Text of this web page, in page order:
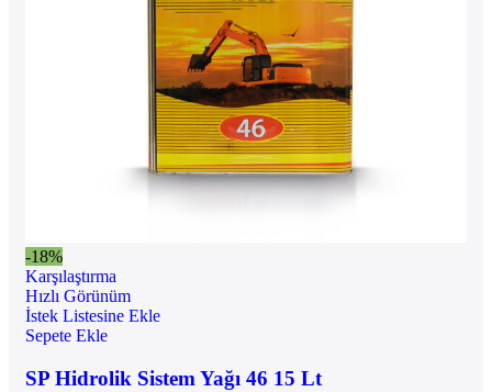
-18%
Karşılaştırma
Hızlı Görünüm
İstek Listesine Ekle
Sepete Ekle
SP Hidrolik Sistem Yağı 46 15 Lt